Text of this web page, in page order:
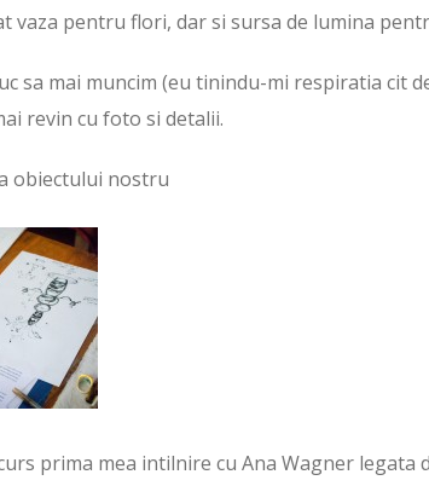
vaza pentru flori, dar si sursa de lumina
sa mai muncim (eu tinindu-mi respiratia cit
revin cu foto si detalii.
obiectului nostru
prima mea intilnire cu Ana Wagner legata